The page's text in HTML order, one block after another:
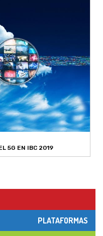
5G EN IBC 2019
PLATAFORMAS